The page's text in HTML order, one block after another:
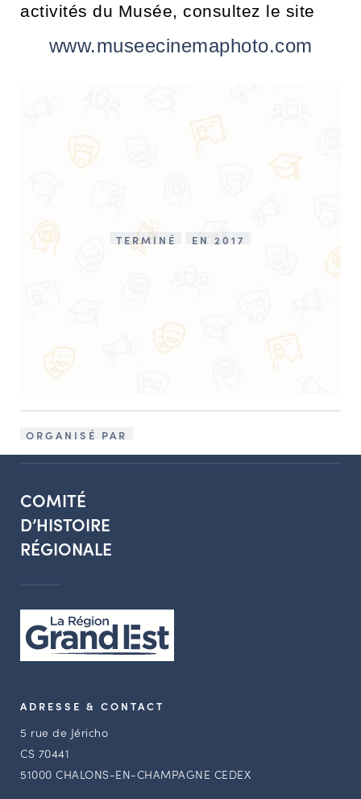
activités du Musée, consultez le site
www.museecinemaphoto.com
TERMINÉ EN 2017
ORGANISÉ PAR
COMITÉ
D’HISTOIRE
RÉGIONALE
ADRESSE & CONTACT
5 rue de Jéricho
CS 70441
51000 CHALONS-EN-CHAMPAGNE CEDEX